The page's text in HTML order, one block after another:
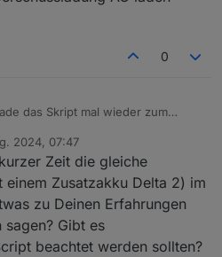
0
das Skript mal wieder zum
diesen Fehler weg?
info script.js.Ecoflow.DL:
des niedrigsten Werts: timeout
info script.js.Ecoflow.DL:
timeout
Ich habe eine PS und nur einen
2024, 07:47
Zeit die gleiche
einem Zusatzakku Delta 2) im
zu Deinen Erfahrungen
Gibt es
beachtet werden sollten?